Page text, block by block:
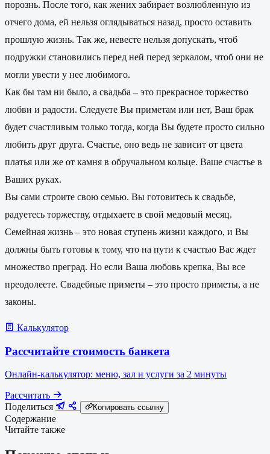
порознь. После того, как жених забирает возлюбленную из
отчего дома, ей нельзя оглядываться назад, просто оставить
прошлую жизнь. Так же, невесте нельзя допускать, чтоб
подружки становились перед ней перед зеркалом, чтоб они не
могли увести у нее любимого.
Как бы там ни было, а свадьба – это прекрасное торжество
любви и радости. Следуете Вы приметам или нет, Ваш брак
будет счастливым только тогда, когда Вы будете просто сильно
любить друг друга. Счастье, оно ведь не зависит от цвета
платья или же от камня в обручальном кольце. Ваше счастье в
Ваших руках.
Вы сами строите свою семью. Вы готовитесь к свадьбе,
радуетесь торжеству, отдыхаете в свой медовый месяц.
Семейная жизнь – это новая ступень жизни каждого, и Вы
должны быть готовы к тому, что на пути к счастью Вас ждет
множество преград. Но если Ваша любовь крепка, Вы все
преодолеете. Свадебные приметы – это просто приметы, а не
законы.
Калькулятор
Рассчитайте стоимость банкета
Онлайн-калькулятор: меню, зал и услуги за 2 минуты
Рассчитать
Поделиться
Копировать ссылку
Содержание
Читайте также